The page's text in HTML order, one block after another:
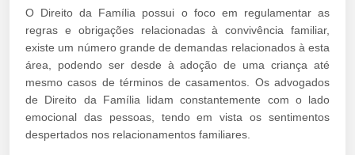
O Direito da Família possui o foco em regulamentar as
regras e obrigações relacionadas à convivência familiar,
existe um número grande de demandas relacionados à esta
área, podendo ser desde à adoção de uma criança até
mesmo casos de términos de casamentos. Os advogados
de Direito da Família lidam constantemente com o lado
emocional das pessoas, tendo em vista os sentimentos
despertados nos relacionamentos familiares.